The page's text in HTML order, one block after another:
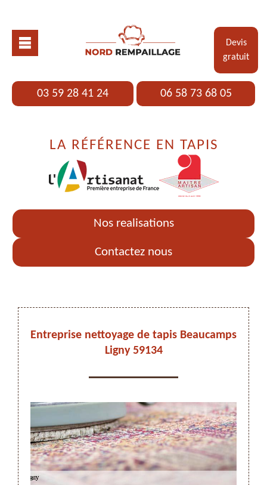
Devis
gratuit
03 59 28 41 24 06 58 73 68 05
LA RÉFÉRENCE EN TAPIS
Nos realisations
Contactez nous
Entreprise nettoyage de tapis Beaucamps
Ligny 59134